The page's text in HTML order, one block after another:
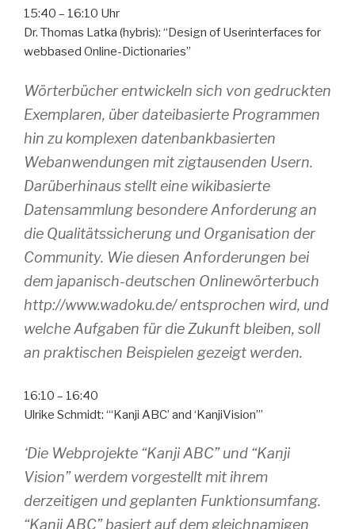
15:40 – 16:10 Uhr
Dr. Thomas Latka (hybris): “Design of Userinterfaces for
webbased Online-Dictionaries”
Wörterbücher entwickeln sich von gedruckten
Exemplaren, über dateibasierte Programmen
hin zu komplexen datenbankbasierten
Webanwendungen mit zigtausenden Usern.
Darüberhinaus stellt eine wikibasierte
Datensammlung besondere Anforderung an
die Qualitätssicherung und Organisation der
Community. Wie diesen Anforderungen bei
dem japanisch-deutschen Onlinewörterbuch
http://www.wadoku.de/ entsprochen wird, und
welche Aufgaben für die Zukunft bleiben, soll
an praktischen Beispielen gezeigt werden.
16:10 – 16:40
Ulrike Schmidt: “‘Kanji ABC’ and ‘KanjiVision’”
‘Die Webprojekte “Kanji ABC” und “Kanji
Vision” werdem vorgestellt mit ihrem
derzeitigen und geplanten Funktionsumfang.
“Kanji ABC” basiert auf dem gleichnamigen